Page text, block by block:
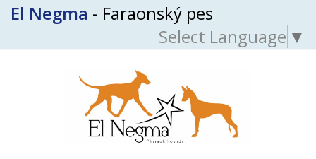
El Negma - Faraonský pes
Select Language ▼